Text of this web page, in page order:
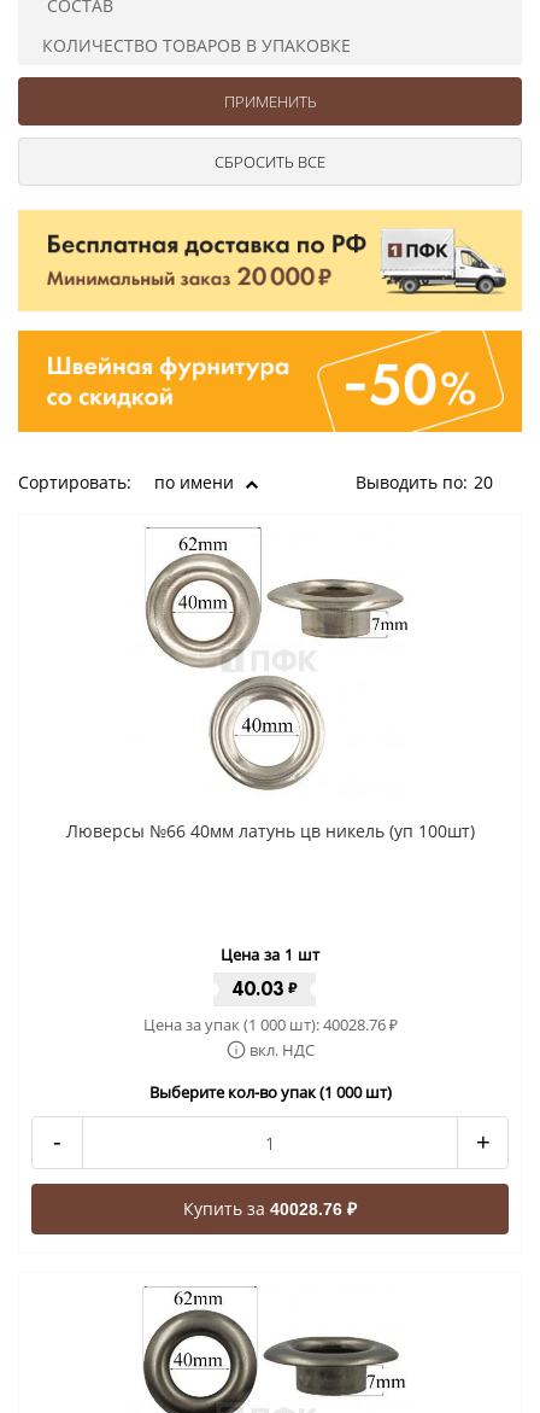
СОСТАВ
КОЛИЧЕСТВО ТОВАРОВ В УПАКОВКЕ
Сортировать: по имени Выводить по: 20
Люверсы №66 40мм латунь цв никель (уп 100шт)
Цена за 1 шт
40.03 ₽
Цена за упак (1 000 шт):40028.76₽
вкл. НДС
Выберите кол-во упак (1 000 шт)
- +
Купить за 40028.76 ₽
Ушковые
Шторные
Цепочки шарики с замком
Ткани
Шнуры
Элементы декора